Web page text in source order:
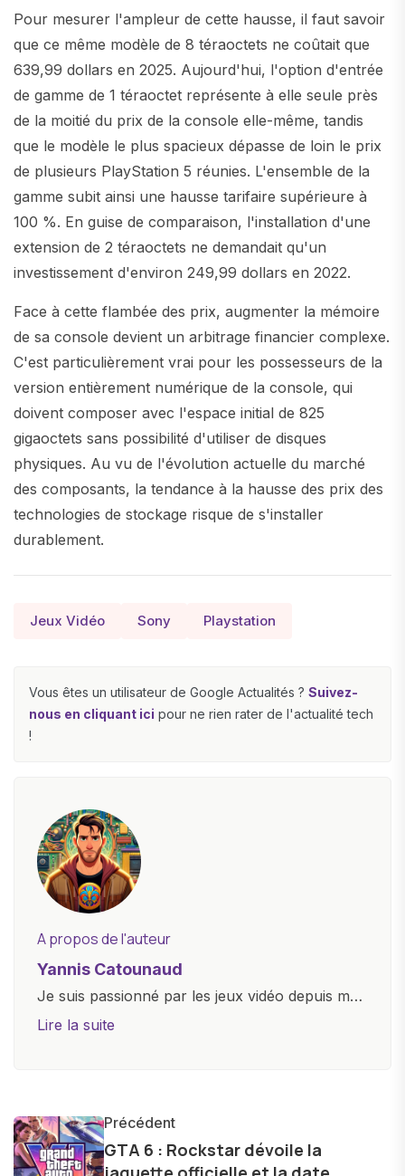
Pour mesurer l'ampleur de cette hausse, il faut savoir
que ce même modèle de 8 téraoctets ne coûtait que
639,99 dollars en 2025. Aujourd'hui, l'option d'entrée
de gamme de 1 téraoctet représente à elle seule près
de la moitié du prix de la console elle-même, tandis
que le modèle le plus spacieux dépasse de loin le prix
de plusieurs PlayStation 5 réunies. L'ensemble de la
gamme subit ainsi une hausse tarifaire supérieure à
100 %. En guise de comparaison, l'installation d'une
extension de 2 téraoctets ne demandait qu'un
investissement d'environ 249,99 dollars en 2022.
Face à cette flambée des prix, augmenter la mémoire
de sa console devient un arbitrage financier complexe.
C'est particulièrement vrai pour les possesseurs de la
version entièrement numérique de la console, qui
doivent composer avec l'espace initial de 825
gigaoctets sans possibilité d'utiliser de disques
physiques. Au vu de l'évolution actuelle du marché
des composants, la tendance à la hausse des prix des
technologies de stockage risque de s'installer
durablement.
Jeux Vidéo Sony Playstation
Vous êtes un utilisateur de Google Actualités ? Suivez-
nous en cliquant ici pour ne rien rater de l'actualité tech
!
A propos de l'auteur
Yannis Catounaud
Je suis passionné par les jeux vidéo depuis mon
plus jeune âge. Mon amour pour l'univers
et bien d'autres gadgets technologiques. Armé
d'une curiosité insatiable, j'aime dévoiler les
Lire la suite
Précédent
GTA 6 : Rockstar dévoile la